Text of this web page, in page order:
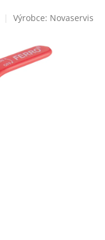
Výrobce: Novaservis